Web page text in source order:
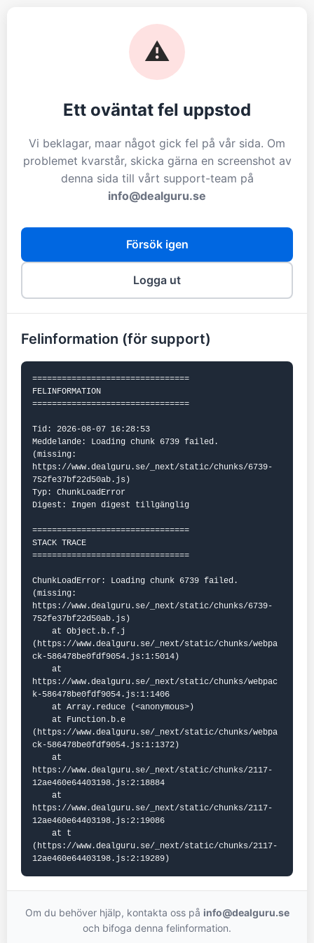
⚠️
Ett oväntat fel uppstod
Vi beklagar, maar något gick fel på vår sida. Om
problemet kvarstår, skicka gärna en screenshot av
denna sida till vårt support-team på
info@dealguru.se
Försök igen
Logga ut
Felinformation (för support)
================================
FELINFORMATION
================================
Tid: 2026-08-07 16:28:53
Meddelande: Loading chunk 6739 failed.
(missing:
https://www.dealguru.se/_next/static/chunks/6739-
752fe37bf22d50ab.js)
Typ: ChunkLoadError
Digest: Ingen digest tillgänglig
================================
STACK TRACE
================================
ChunkLoadError: Loading chunk 6739 failed.
(missing:
https://www.dealguru.se/_next/static/chunks/6739-
752fe37bf22d50ab.js)
(https://www.dealguru.se/_next/static/chunks/webpa
ck-586478be0fdf9054.js:1:5014)
https://www.dealguru.se/_next/static/chunks/webpac
k-586478be0fdf9054.js:1:1406
(https://www.dealguru.se/_next/static/chunks/webpa
ck-586478be0fdf9054.js:1:1372)
https://www.dealguru.se/_next/static/chunks/2117-
12ae460e64403198.js:2:18884
https://www.dealguru.se/_next/static/chunks/2117-
12ae460e64403198.js:2:19086
(https://www.dealguru.se/_next/static/chunks/2117-
12ae460e64403198.js:2:19289)
Om du behöver hjälp, kontakta oss på info@dealguru.se
och bifoga denna felinformation.